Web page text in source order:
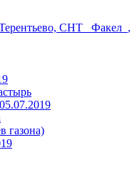
СНТ _Факел_,
газона)